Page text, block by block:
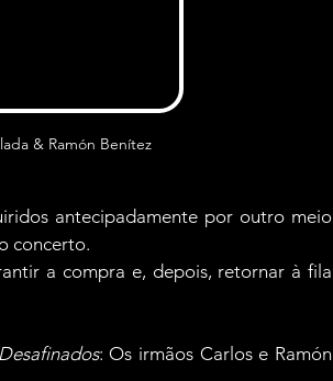
& Ramón Benítez
antecipadamente por outro meio
concerto.
a compra e, depois, retornar à fila
Desafinados: Os irmãos Carlos e Ramón